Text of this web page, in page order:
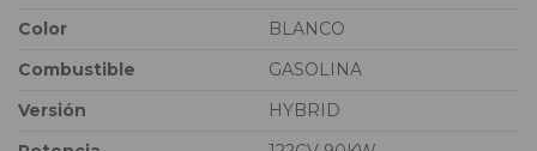
Color
BLANCO
Combustible
GASOLINA
Versión
HYBRID